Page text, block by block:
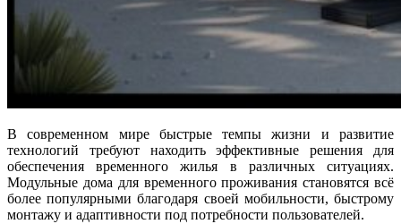
В современном мире быстрые темпы жизни и развитие
технологий требуют находить эффективные решения для
обеспечения временного жилья в различных ситуациях.
Модульные дома для временного проживания становятся всё
более популярными благодаря своей мобильности, быстрому
монтажу и адаптивности под потребности пользователей.